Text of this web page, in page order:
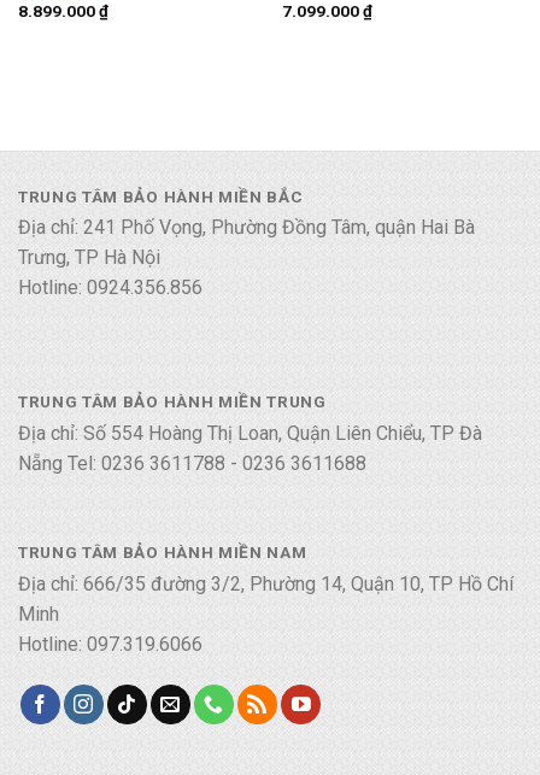
8.899.000₫ 7.099.000₫
TRUNG TÂM BẢO HÀNH MIỀN BẮC
Địa chỉ: 241 Phố Vọng, Phường Đồng Tâm, quận Hai Bà
Trưng, TP Hà Nội
Hotline: 0924.356.856
TRUNG TÂM BẢO HÀNH MIỀN TRUNG
Địa chỉ: Số 554 Hoàng Thị Loan, Quận Liên Chiểu, TP Đà
Nẵng Tel: 0236 3611788 - 0236 3611688
TRUNG TÂM BẢO HÀNH MIỀN NAM
Địa chỉ: 666/35 đường 3/2, Phường 14, Quận 10, TP Hồ Chí
Minh
Hotline: 097.319.6066